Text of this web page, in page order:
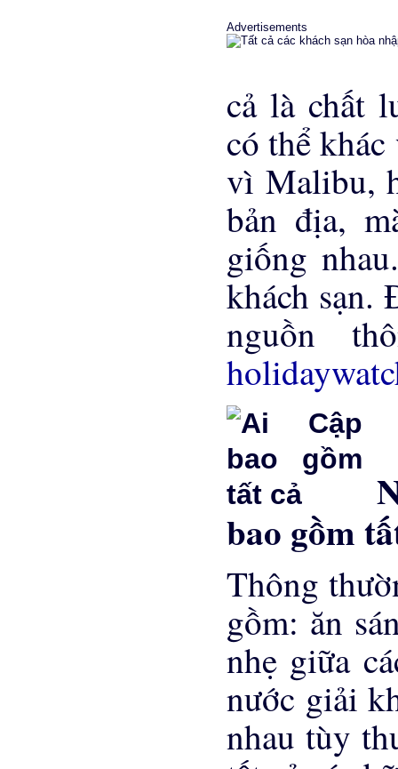
Advertisements
cả là chất
có thể
vì Malibu,
bản địa,
giống
khách
nguồn
bao gồm
Thông
gồm: ăn
nhẹ giữa
nước giải
nhau tùy